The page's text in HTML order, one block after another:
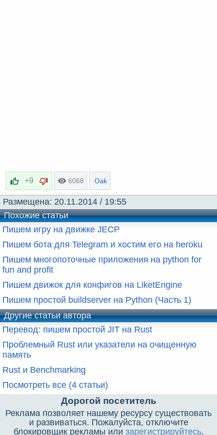
+9 6068 Oak
Размещена: 20.11.2014 / 19:55
Похожие статьи
Пишем игру на движке JECP
Пишем бота для Telegram и хостим его на heroku
Пишем многопоточные приложения на python for
fun and profit
Пишем движок для конфигов на LiketEngine
Пишем простой buildserver на Python (Часть 1)
Другие статьи автора
Перевод: пишем простой JIT на Rust
Проблемный Rust или указатели на очищенную
память
Rust и Benchmarking
Посмотреть все (4 статьи)
Дорогой посетитель
Реклама позволяет нашему ресурсу существовать
и развиваться. Пожалуйста, отключите
блокировщик рекламы или зарегистрируйтесь.